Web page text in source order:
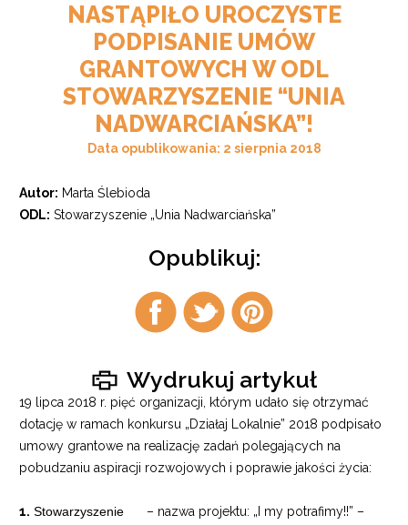
NASTĄPIŁO UROCZYSTE
PODPISANIE UMÓW
GRANTOWYCH W ODL
STOWARZYSZENIE “UNIA
NADWARCIAŃSKA”!
Data opublikowania: 2 sierpnia 2018
Autor: Marta Ślebioda
ODL: Stowarzyszenie „Unia Nadwarciańska”
Opublikuj:
Udostępnij
na
facebook
Udostępnij
na
twitter
Udostępnij
na
pintrest
Wydrukuj artykuł
19 lipca 2018 r. pięć organizacji, którym udało się otrzymać
dotację w ramach konkursu „Działaj Lokalnie” 2018 podpisało
umowy grantowe na realizację zadań polegających na
pobudzaniu aspiracji rozwojowych i poprawie jakości życia:
Stowarzyszenie
– nazwa projektu: „I my potrafimy!!” –